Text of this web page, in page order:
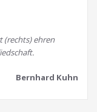
(rechts) ehren
Bernhard Kuhn